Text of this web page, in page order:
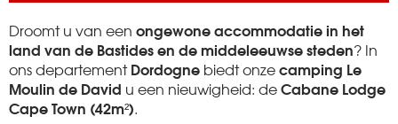
Droomt u van een ongewone accommodatie in het
land van de Bastides en de middeleeuwse steden? In
ons departementDordogne biedt onzecamping Le
Moulin de David u een nieuwigheid: deCabane Lodge
Cape Town (42m²).